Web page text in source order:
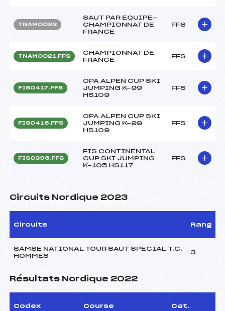
TNAM0022
SAUT PAR EQUIPE-
CHAMPIONNAT DE
FRANCE
FFS
TNAM0021.FFS
CHAMPIONNAT DE
FRANCE
FFS
FIS0417.FFS
OPA ALPEN CUP SKI
JUMPING K-99
HS109
FFS
FIS0416.FFS
OPA ALPEN CUP SKI
JUMPING K-99
HS109
FFS
FIS0396.FFS
FIS CONTINENTAL
CUP SKI JUMPING
K-105 HS117
FFS
Circuits Nordique 2023
Circuits Rang
SAMSE NATIONAL TOUR SAUT SPECIAL T.C.
HOMMES
3
Résultats Nordique 2022
Codex Course Cat.